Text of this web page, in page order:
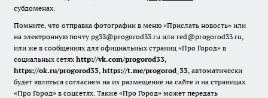
субдоменах.
Помните, что отправка фотографии в меню «Прислать новость» или
на электронную почту pg33@progorod33.ru или red@progorod33.ru,
или же в сообщениях для официальных страниц «Про Город» в
социальных сетях http://vk.com/progorod33,
https://ok.ru/progorod33, https://t.me/progorod_33, автоматически
будет являться согласием на их размещение на сайте и на страницах
«Про Город» в соцсетях. Также «Про Город» может передать